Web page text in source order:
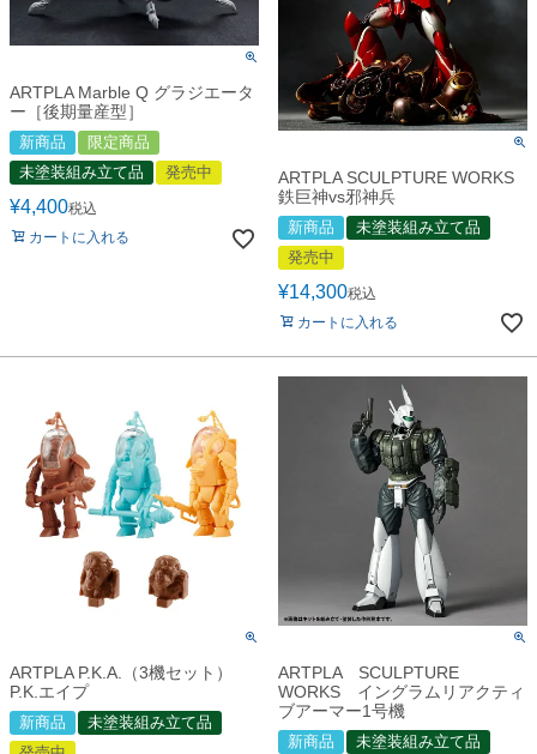
ARTPLA Marble Q グラジエータ
ー［後期量産型］
新商品
限定商品
未塗装組み立て品
発売中
¥4,400税込
カートに入れる
ARTPLA SCULPTURE WORKS
鉄巨神vs邪神兵
新商品
未塗装組み立て品
発売中
¥14,300税込
カートに入れる
ARTPLA P.K.A.（3機セット）
P.K.エイプ
新商品
未塗装組み立て品
ARTPLA SCULPTURE
WORKS イングラムリアクティ
ブアーマー1号機
新商品
未塗装組み立て品